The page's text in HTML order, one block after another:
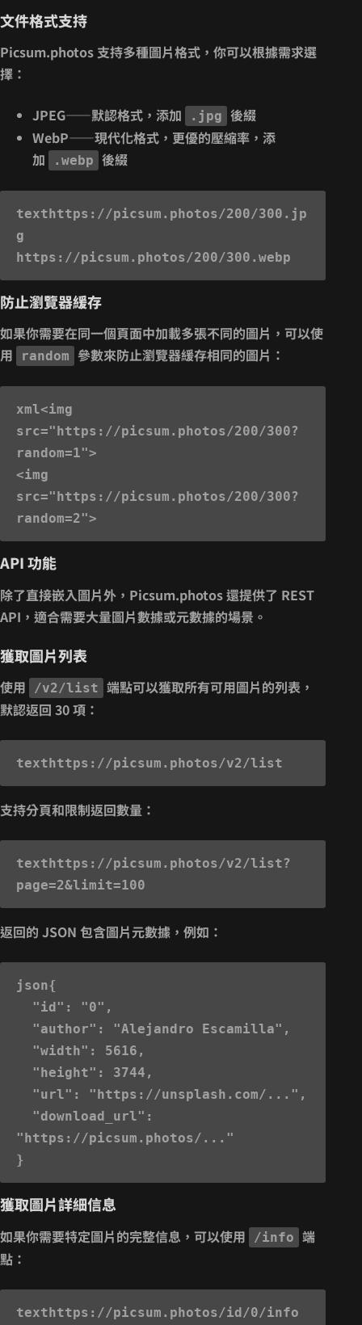
文件格式支持
Picsum.photos 支持多種圖片格式，你可以根據需求選
擇：
JPEG——默認格式，添加 .jpg 後綴
WebP——現代化格式，更優的壓縮率，添
加
.webp 後綴
texthttps://picsum.photos/200/300.jp
g
防止瀏覽器緩存
如果你需要在同一個頁面中加載多張不同的圖片，可以使
用
random 參數來防止瀏覽器緩存相同的圖片：
xml<img
src="https://picsum.photos/200/300?
random=1">
<img
src="https://picsum.photos/200/300?
API 功能
除了直接嵌入圖片外，Picsum.photos 還提供了 REST
API，適合需要大量圖片數據或元數據的場景。
獲取圖片列表
使用 /v2/list 端點可以獲取所有可用圖片的列表，
默認返回 30 項：
text
支持分頁和限制返回數量：
text https://picsum.photos/v2/list?
返回的 JSON 包含圖片元數據，例如：
json{
"https://picsum.photos/..."
獲取圖片詳細信息
如果你需要特定圖片的完整信息，可以使用 /info 端
點：
texthttps://picsum.photos/id/0/info